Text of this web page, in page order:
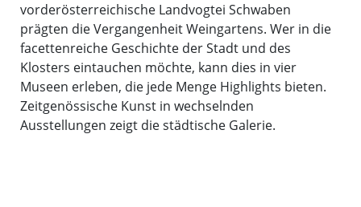
vorderösterreichische Landvogtei Schwaben
prägten die Vergangenheit Weingartens. Wer in die
facettenreiche Geschichte der Stadt und des
Klosters eintauchen möchte, kann dies in vier
Museen erleben, die jede Menge Highlights bieten.
Zeitgenössische Kunst in wechselnden
Ausstellungen zeigt die städtische Galerie.